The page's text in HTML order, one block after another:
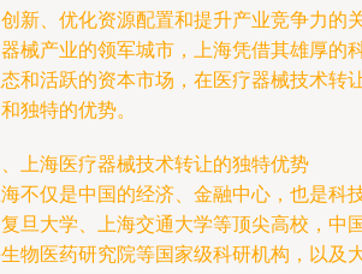
新、优化资源配置和提升产业竞争力的
械产业的领军城市，上海凭借其雄厚的
和活跃的资本市场，在医疗器械技术转
独特的优势。
上海医疗器械技术转让的独特优势
不仅是中国的经济、金融中心，也是科
旦大学、上海交通大学等顶尖高校，中
物医药研究院等国家级科研机构，以及